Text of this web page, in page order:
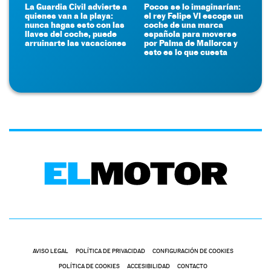
La Guardia Civil advierte a
quienes van a la playa:
nunca hagas esto con las
llaves del coche, puede
arruinarte las vacaciones
Pocos se lo imaginarían:
el rey Felipe VI escoge un
coche de una marca
española para moverse
por Palma de Mallorca y
esto es lo que cuesta
AVISO LEGAL POLÍTICA DE PRIVACIDAD CONFIGURACIÓN DE COOKIES
POLÍTICA DE COOKIES ACCESIBILIDAD CONTACTO